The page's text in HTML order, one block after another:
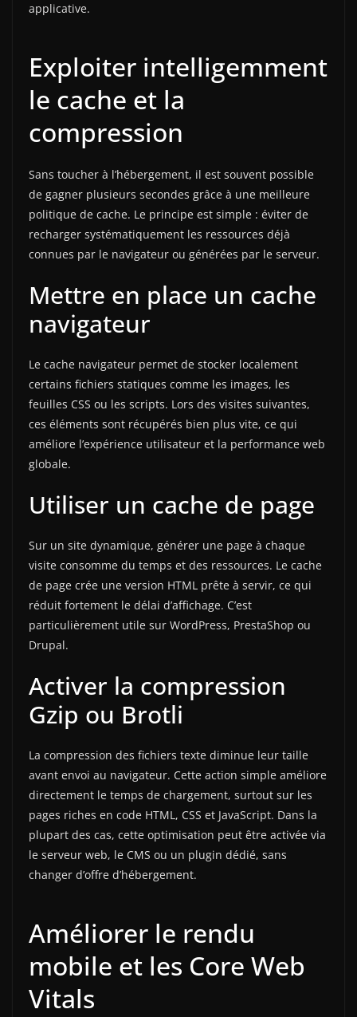
applicative.
Exploiter intelligemment
le cache et la
compression
Sans toucher à l’hébergement, il est souvent possible
de gagner plusieurs secondes grâce à une meilleure
politique de cache. Le principe est simple : éviter de
recharger systématiquement les ressources déjà
connues par le navigateur ou générées par le serveur.
Mettre en place un cache
navigateur
Le cache navigateur permet de stocker localement
certains fichiers statiques comme les images, les
feuilles CSS ou les scripts. Lors des visites suivantes,
ces éléments sont récupérés bien plus vite, ce qui
améliore l’expérience utilisateur et la performance web
globale.
Utiliser un cache de page
Sur un site dynamique, générer une page à chaque
visite consomme du temps et des ressources. Le cache
de page crée une version HTML prête à servir, ce qui
réduit fortement le délai d’affichage. C’est
particulièrement utile sur WordPress, PrestaShop ou
Drupal.
Activer la compression
Gzip ou Brotli
La compression des fichiers texte diminue leur taille
avant envoi au navigateur. Cette action simple améliore
directement le temps de chargement, surtout sur les
pages riches en code HTML, CSS et JavaScript. Dans la
plupart des cas, cette optimisation peut être activée via
le serveur web, le CMS ou un plugin dédié, sans
changer d’offre d’hébergement.
Améliorer le rendu
mobile et les Core Web
Vitals